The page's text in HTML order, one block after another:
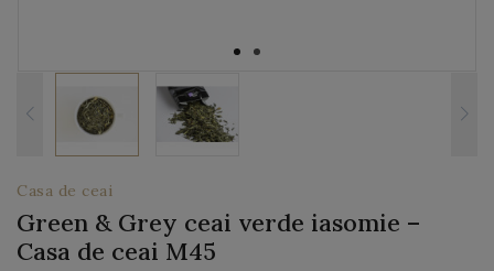
Casa de ceai
Green & Grey ceai verde iasomie –
Casa de ceai M45